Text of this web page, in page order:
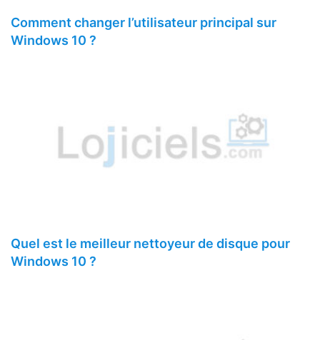
Comment changer l’utilisateur principal sur
Windows 10 ?
Quel est le meilleur nettoyeur de disque pour
Windows 10 ?